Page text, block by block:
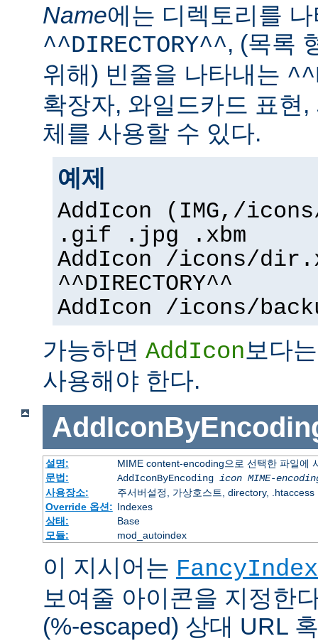
Name에는 디렉토리를
^^DIRECTORY^^, (목록
위해) 빈줄을 나타내는
확장자, 와일드카드 표현
체를 사용할 수 있다.
예제
AddIcon (IMG,/
.gif .jpg .xbm
AddIcon /icons/
^^DIRECTORY^^
AddIcon /icons/
가능하면 AddIcon 보다
사용해야 한다.
설명:
MIME content-encoding으로 선택한 파일에
문법:
AddIconByEncoding icon MIME-
사용장소:
주서버설정, 가상호스트, directory, .htaccess
Override 옵션: Indexes
상태:
Base
모듈:
mod_autoindex
이 지시어는
보여줄 아이콘을 지정한
(%-escaped) 상대 URL